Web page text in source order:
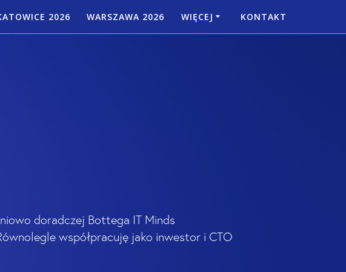
2026 WARSZAWA 2026 WIĘCEJ KONTAKT
doradczej Bottega IT Minds
współpracuję jako inwestor i CTO